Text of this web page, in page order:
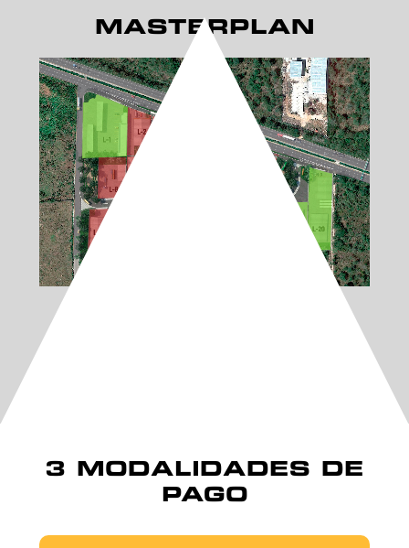
MASTERPLAN
3 MODALIDADES DE
PAGO